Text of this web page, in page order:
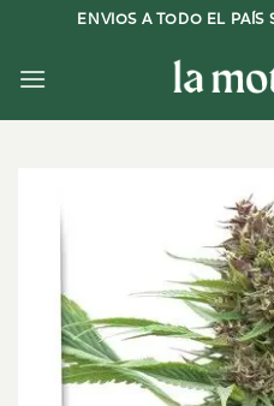
contenido
ENVIOS A TODO EL PAÍS